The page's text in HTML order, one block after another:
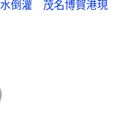
水倒灌 茂名博賀港現